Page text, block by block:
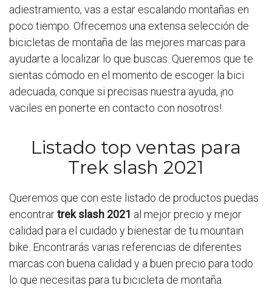
adiestramiento, vas a estar escalando montañas en
poco tiempo. Ofrecemos una extensa selección de
bicicletas de montaña de las mejores marcas para
ayudarte a localizar lo que buscas. Queremos que te
sientas cómodo en el momento de escoger la bici
adecuada, conque si precisas nuestra ayuda, ¡no
vaciles en ponerte en contacto con nosotros!.
Listado top ventas para
Trek slash 2021
Queremos que con este listado de productos puedas
encontrartrek slash 2021 al mejor precio y mejor
calidad para el cuidado y bienestar de tu mountain
bike. Encontrarás varias referencias de diferentes
marcas con buena calidad y a buen precio para todo
lo que necesitas para tu bicicleta de montaña.